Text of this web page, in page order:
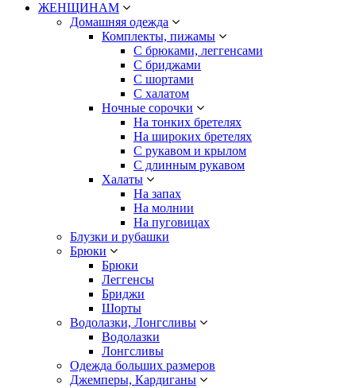
ЖЕНЩИНАМ
Домашняя одежда
Комплекты, пижамы
С брюками, леггенсами
С бриджами
С шортами
С халатом
Ночные сорочки
На тонких бретелях
На широких бретелях
С рукавом и крылом
С длинным рукавом
Халаты
На запах
На молнии
На пуговицах
Блузки и рубашки
Брюки
Брюки
Леггенсы
Бриджи
Шорты
Водолазки, Лонгсливы
Водолазки
Лонгсливы
Одежда больших размеров
Джемперы, Кардиганы